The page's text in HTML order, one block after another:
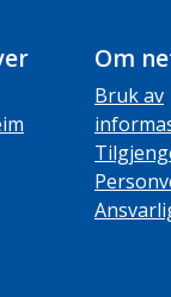
Om
Bruk av